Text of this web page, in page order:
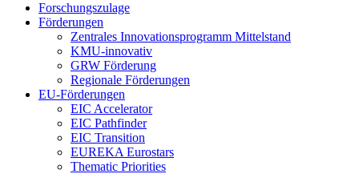
Forschungszulage
Förderungen
Zentrales Innovationsprogramm Mittelstand
KMU-innovativ
GRW Förderung
Regionale Förderungen
EU-Förderungen
EIC Accelerator
EIC Pathfinder
EIC Transition
EUREKA Eurostars
Thematic Priorities